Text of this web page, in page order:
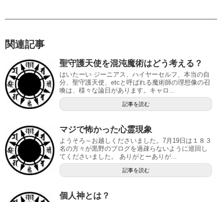
関連記事
聖守護天使を混沌魔術はどう考える？
はいたーい ジーニアス、ハイヤーセルフ、本当の自
分、聖守護天使、etcと呼ばれる魔術師の理想像の召
喚は、様々な論日があります。キャロ...
記事を読む
マジで怖かった心霊現象
ようそろ～お越しくださいました。7月19日は１８３
名の方々が黒野のブログを過疎らないように巡回し
てくださいました。 ありがとーありが...
記事を読む
個人神とは？